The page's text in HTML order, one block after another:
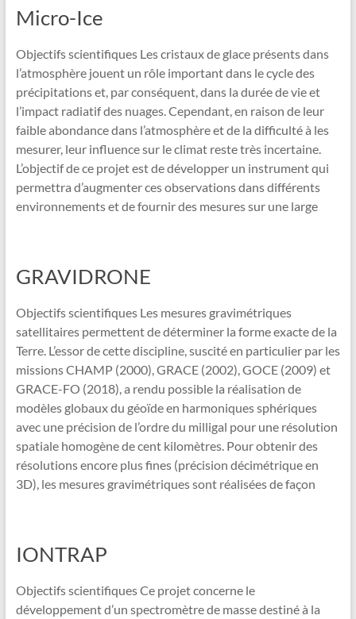
Micro-Ice
Objectifs scientifiques Les cristaux de glace présents dans
l’atmosphère jouent un rôle important dans le cycle des
précipitations et, par conséquent, dans la durée de vie et
l’impact radiatif des nuages. Cependant, en raison de leur
faible abondance dans l’atmosphère et de la difficulté à les
mesurer, leur influence sur le climat reste très incertaine.
L’objectif de ce projet est de développer un instrument qui
permettra d’augmenter ces observations dans différents
environnements et de fournir des mesures sur une large
GRAVIDRONE
Objectifs scientifiques Les mesures gravimétriques
satellitaires permettent de déterminer la forme exacte de la
Terre. L’essor de cette discipline, suscité en particulier par les
missions CHAMP (2000), GRACE (2002), GOCE (2009) et
GRACE-FO (2018), a rendu possible la réalisation de
modèles globaux du géoïde en harmoniques sphériques
avec une précision de l’ordre du milligal pour une résolution
spatiale homogène de cent kilomètres. Pour obtenir des
résolutions encore plus fines (précision décimétrique en
3D), les mesures gravimétriques sont réalisées de façon
IONTRAP
Objectifs scientifiques Ce projet concerne le
développement d’un spectromètre de masse destiné à la